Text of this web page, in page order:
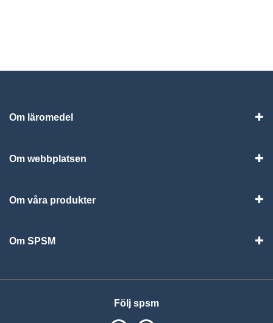
Om läromedel
Om webbplatsen
Om våra produkter
Om SPSM
Följ spsm